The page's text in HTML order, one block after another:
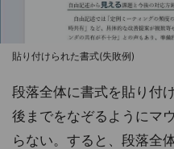
貼り付けられた書式(失敗例)
段落全体に書式を貼り付
後までをなぞるようにマ
らない。すると、段落全